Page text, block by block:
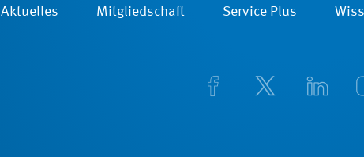
Aktuelles Mitgliedschaft Service Plus